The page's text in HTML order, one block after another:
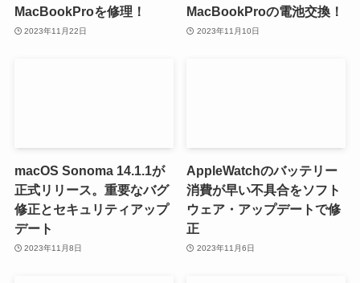
MacBookProを修理！
2023年11月22日
MacBookProの電池交換！
2023年11月10日
macOS Sonoma 14.1.1が
正式リリース。重要なバグ
修正とセキュリティアップ
デート
2023年11月8日
AppleWatchのバッテリー
消費が早い不具合をソフト
ウェア・アップデートで修
正
2023年11月6日